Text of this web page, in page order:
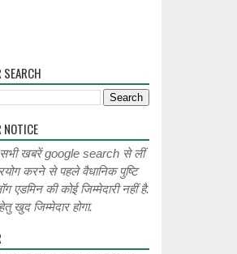
सभी खबरें google search से लीं
करने से पहले वैधानिक पुष्टि
की कोई जिम्मेदारी नहीं है.
खुद जिम्मेदार होगा.